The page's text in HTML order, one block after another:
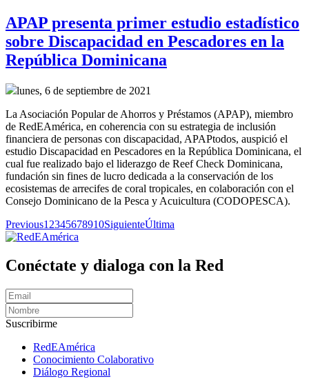
APAP presenta primer estudio estadístico
sobre Discapacidad en Pescadores en la
República Dominicana
lunes, 6 de septiembre de 2021
La Asociación Popular de Ahorros y Préstamos (APAP), miembro
de RedEAmérica, en coherencia con su estrategia de inclusión
financiera de personas con discapacidad, APAPtodos, auspició el
estudio Discapacidad en Pescadores en la República Dominicana, el
cual fue realizado bajo el liderazgo de Reef Check Dominicana,
fundación sin fines de lucro dedicada a la conservación de los
ecosistemas de arrecifes de coral tropicales, en colaboración con el
Consejo Dominicano de la Pesca y Acuicultura (CODOPESCA).
Previous1 2345678910SiguienteÚltima
Conéctate y dialoga con la Red
Suscribirme
RedEAmérica
Conocimiento Colaborativo
Diálogo Regional